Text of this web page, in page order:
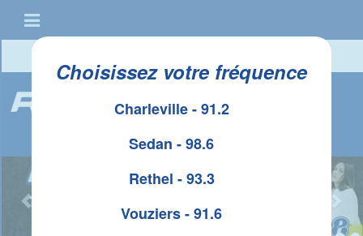
Choisissez votre fréquence
Charleville - 91.2
Sedan - 98.6
Rethel - 93.3
Vouziers - 91.6